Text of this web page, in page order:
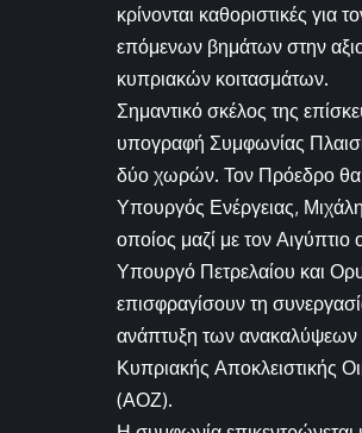
κρίνονται καθοριστικές για
επόμενων βημάτων στην
κυπριακών κοιτασμάτων.
Σημαντικό σκέλος της
υπογραφή Συμφωνίας
δύο χωρών. Τον Πρόεδρο θα
Υπουργός Ενέργειας,
οποίος μαζί με τον Αιγύπτιο
Υπουργό Πετρελαίου και
επισφραγίσουν τη
ανάπτυξη των ανακαλύψεων
Κυπριακής Αποκλειστικής
(ΑΟΖ).